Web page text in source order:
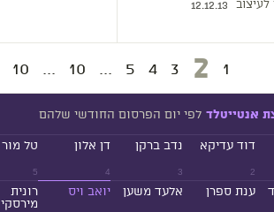
לעיצוב 12.12.13
1
2
3
4
5
...
10
...
10
אנטייטלד לפי יום הפרסום החודשי שלהם
2
דוד עדיקא
3
נדב ברקן
4
דן אלון
5
טל מור
ענת ספרן אלעד משען יואב ויס
רונית
מירסקי